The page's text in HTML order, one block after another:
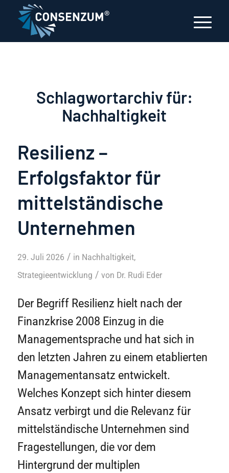
Schlagwortarchiv für:
Nachhaltigkeit
Resilienz –
Erfolgsfaktor für
mittelständische
Unternehmen
29. Juli 2026 / in Nachhaltigkeit,
Strategieentwicklung / von Dr. Rudi Eder
Der Begriff Resilienz hielt nach der
Finanzkrise 2008 Einzug in die
Managementsprache und hat sich in
den letzten Jahren zu einem etablierten
Managementansatz entwickelt.
Welches Konzept sich hinter diesem
Ansatz verbirgt und die Relevanz für
mittelständische Unternehmen sind
Fragestellungen, die vor dem
Hintergrund der multiplen